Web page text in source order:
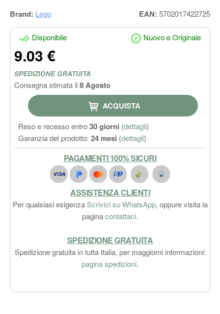
Brand: Lego EAN: 5702017422725
Disponibile Nuovo e Originale
9.03 €
SPEDIZIONE GRATUITA
Consegna stimata il8 Agosto
ACQUISTA
Reso e recesso entro30 giorni (dettagli)
Garanzia del prodotto: 24 mesi (dettagli)
PAGAMENTI 100% SICURI
ASSISTENZA CLIENTI
Per qualsiasi esigenzaScrivici su WhatsApp, oppure visita la
paginacontattaci.
SPEDIZIONE GRATUITA
Spedizione gratuita in tutta Italia, per maggiorni informazioni:
pagina spedizioni.